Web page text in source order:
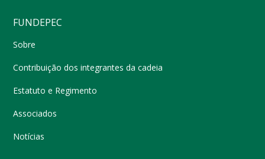
FUNDEPEC
Sobre
Contribuição dos integrantes da cadeia
Estatuto e Regimento
Associados
Notícias